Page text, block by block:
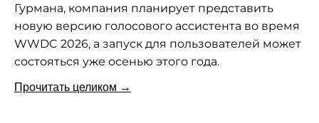
Гурмана, компания планирует представить
новую версию голосового ассистента во время
WWDC 2026, а запуск для пользователей может
состояться уже осенью этого года.
Прочитать целиком →